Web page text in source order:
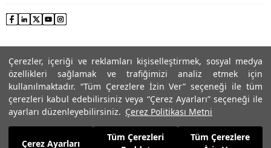
Çerezler, içeriği ve reklamları kişiselleştirmek, sosyal medya
özellikleri sağlamak ve trafiğimizi analiz etmek için
kullanılmaktadır. “Tüm Çerezlere İzin Ver” seçeneği ile tüm
çerezleri kabul edebilirsiniz veya “Çerez Ayarları” seçeneği ile
ayarları düzenleyebilirsiniz. Çerez Politikası Metni
Çerez Ayarları
Tüm Çerezleri
Tüm Çerezlere
5.480,99 TL
© 2025 Roman® Tüm Hakları Saklıdır, İzinsiz kullanılamaz